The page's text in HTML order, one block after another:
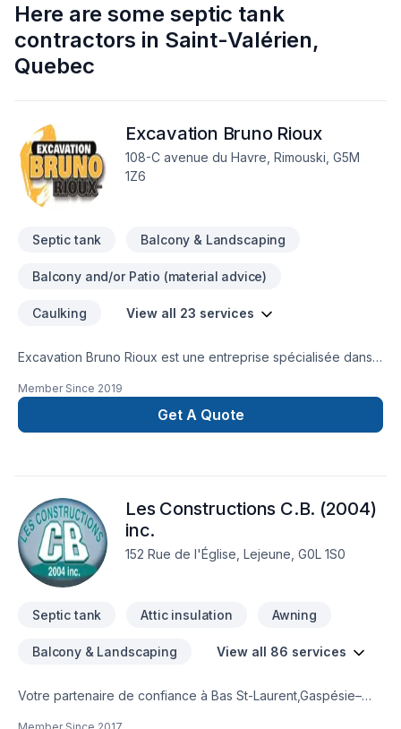
Here are some septic tank
contractors in Saint-Valérien,
Quebec
Excavation Bruno Rioux
108-C avenue du Havre, Rimouski, G5M
1Z6
Septic tank Balcony & Landscaping
Balcony and/or Patio (material advice)
Caulking View all 23 services
Excavation Bruno Rioux est une entreprise spécialisée dans
Avec une forte expertise, des produits professionnels et des
équipements a la fine pointe de la technologie nous sommes
une référence. Nous donnons aussi le service d'excavation
Member Since 2019
Get A Quote
Les Constructions C.B. (2004)
inc.
152 Rue de l'Église, Lejeune, G0L 1S0
Septic tank Attic insulation Awning
Balcony & Landscaping View all 86 services
Votre partenaire de confiance à Bas St-Laurent,Gaspésie–